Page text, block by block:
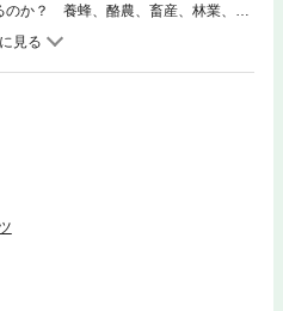
のか？ 養蜂、酪農、畜産、林業、遺
迫る！■105巻の収録作第1話／続・
バジルのサンドイッチ、蜂蜜各種、
タケの炭火焼き、マツタケを使った
種）